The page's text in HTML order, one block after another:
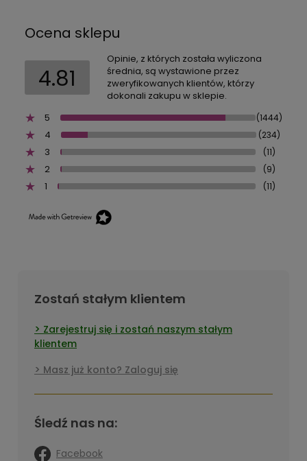
Ocena sklepu
4.81
Opinie, z których została wyliczona
średnia, są wystawione przez
zweryfikowanych klientów, którzy
dokonali zakupu w sklepie.
5
(1444)
4 (234)
3 (11)
2 (9)
1 (11)
Zostań stałym klientem
Zarejestruj się i zostań naszym stałym
klientem
Masz już konto? Zaloguj się
Śledź nas na:
Facebook